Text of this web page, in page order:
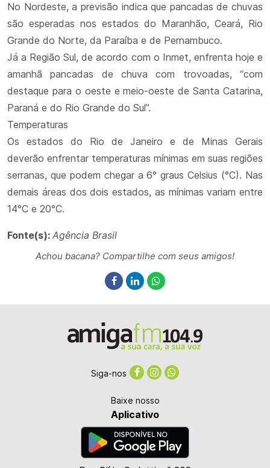
No Nordeste, a previsão indica que pancadas de chuvas
são esperadas nos estados do Maranhão, Ceará, Rio
Grande do Norte, da Paraíba e de Pernambuco.
Já a Região Sul, de acordo com o Inmet, enfrenta hoje e
amanhã pancadas de chuva com trovoadas, “com
destaque para o oeste e meio-oeste de Santa Catarina,
Paraná e do Rio Grande do Sul”.
Temperaturas
Os estados do Rio de Janeiro e de Minas Gerais
deverão enfrentar temperaturas mínimas em suas regiões
serranas, que podem chegar a 6° graus Celsius (°C). Nas
demais áreas dos dois estados, as mínimas variam entre
14°C e 20°C.
Fonte(s): Agência Brasil
Achou bacana? Compartilhe com seus amigos!
Siga-nos
Baixe nosso
Aplicativo